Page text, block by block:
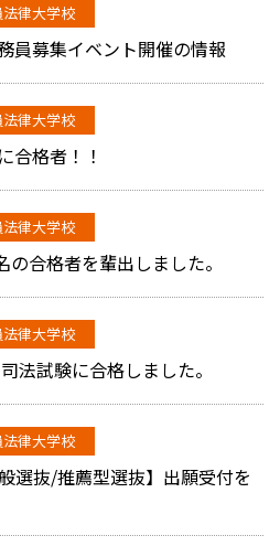
律大学校
員募集イベント開催の情報
律大学校
合格者！！
律大学校
の合格者を輩出しました。
律大学校
法試験に合格しました。
律大学校
選抜/推薦型選抜】出願受付を